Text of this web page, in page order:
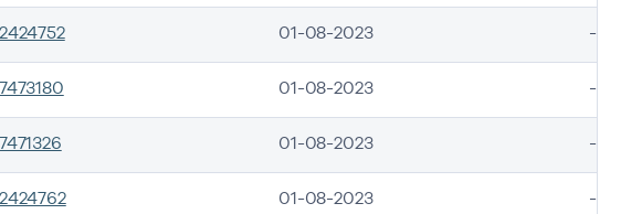
01-08-2023 -
01-08-2023 -
01-08-2023 -
01-08-2023 -